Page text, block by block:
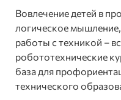
Вовлечение детей в
логическое
работы с техникой –
робототехнические
база для
технического